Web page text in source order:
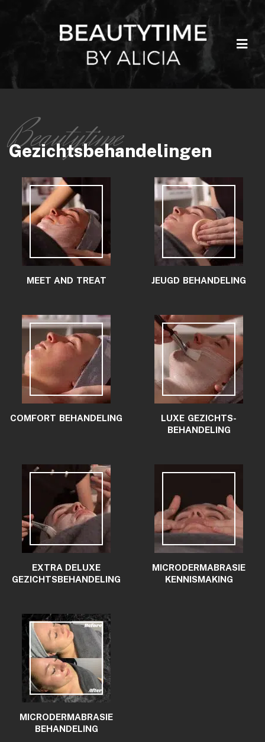
Gezichtsbehandelingen
MEET AND TREAT JEUGD BEHANDELING
COMFORT BEHANDELING
LUXE GEZICHTS­
BEHANDELING
EXTRA DELUXE
GEZICHTS­BEHANDELING
MICRODERMABRASIE
KENNISMAKING
MICRODERMABRASIE
BEHANDELING